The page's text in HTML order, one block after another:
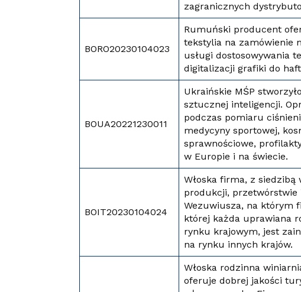
zagranicznych
BORO20230104023
Rumuński producent
tekstylia na zamówienie
usługi dostosowywania
digitalizacji grafiki do
BOUA20221230011
Ukraińskie MŚP
sztucznej inteligencji.
podczas pomiaru
medycyny sportowej,
sprawnościowe,
w Europie i na świecie.
BOIT20230104024
Włoska firma, z siedzibą
produkcji, przetwórstwie
Wezuwiusza, na którym
której każda uprawiana
rynku krajowym, jest
na rynku innych krajów.
Włoska rodzinna
oferuje dobrej jakości